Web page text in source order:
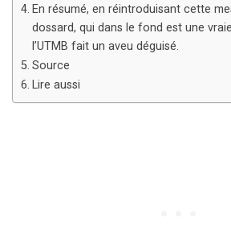
En résumé, en réintroduisant cette
dossard, qui dans le fond est une
l’UTMB fait un aveu déguisé.
Source
Lire aussi